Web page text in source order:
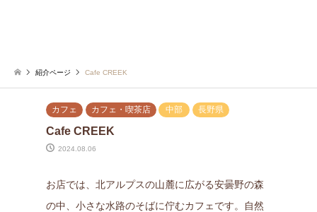
紹介ページ Cafe CREEK
カフェ カフェ・喫茶店 中部 長野県
Cafe CREEK
2024.08.06
お店では、北アルプスの山麓に広がる安曇野の森
の中、小さな水路のそばに佇むカフェです。自然